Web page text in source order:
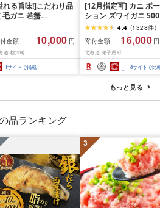
れる旨味!]こだわり品
毛ガニ 若蟹
わけあり 国産 北海道
産 蟹 かに カニ 毛が
毛蟹 冷凍毛ガニ 冷凍
冷凍カニ 訳ありカ
訳アリ 訳アリ毛ガニ
贅沢 毛ガニ冷凍 蟹脚
毛ガニ 毛ガニ 毛ガニ
毛蟹 北海道 標津町
金額 10,000 円
道 標津町
1サイトで掲載
[12月指定可] カニ ポー
ション ズワイガニ
約3-4人前 1kg 約4-6人
前 1.5kg 6-9人前 2kg
12人前 3kg 12-16人前
蟹しゃぶ 生食 生食可
に 蟹 ずわいがに カニ
かに鍋 むき身 剥き身
ット済 送料無料 北海
弟子屈町
4.4 (1328件)
寄付金額
16,000
北海道 弟子屈町
8サイトで比
もっと見る
品ランキング
3